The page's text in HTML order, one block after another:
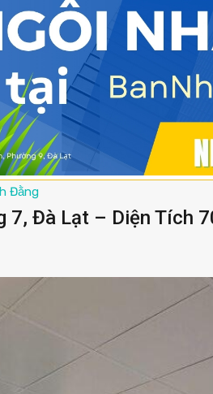
Đằng
Đà Lạt – Diện Tích